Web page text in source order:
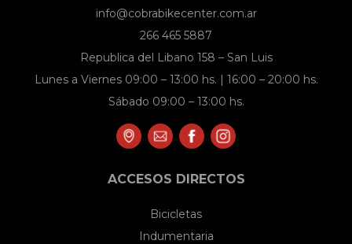
info@cobrabikecenter.com.ar
266 465 5887
Republica del Libano 158 – San Luis
Lunes a Viernes 09:00 – 13:00 hs. | 16:00 – 20:00 hs.
Sábado 09:00 – 13:00 hs.
ACCESOS DIRECTOS
Bicicletas
Indumentaria